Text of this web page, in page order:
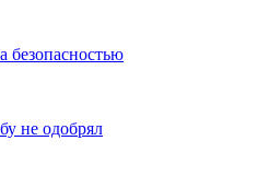
безопасностью
не одобрял